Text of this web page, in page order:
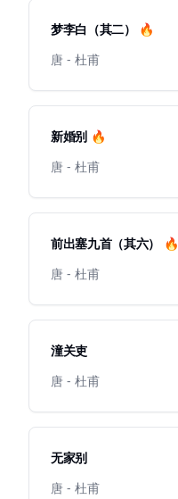
梦李白（其二） 🔥
唐 - 杜甫
新婚别 🔥
唐 - 杜甫
前出塞九首（其六） 🔥
唐 - 杜甫
潼关吏
唐 - 杜甫
无家别
唐 - 杜甫